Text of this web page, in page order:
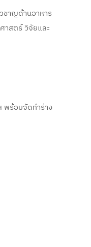
ชาญด้านอาหาร
าสตร์ วิจัยและ
พร้อมจัดทำร่าง